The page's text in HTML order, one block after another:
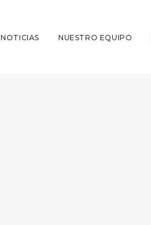
NOTICIAS NUESTRO EQUIPO